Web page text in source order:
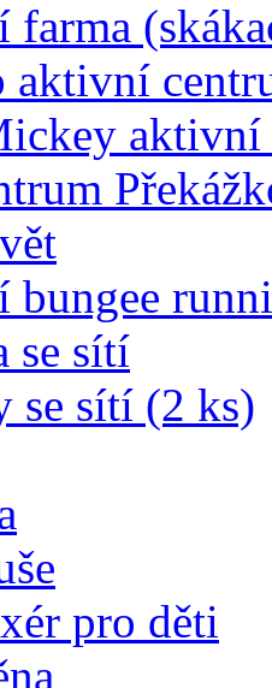
farma
aktivní
aktivní
bungee
se sítí
se sítí (2 ks)
pro děti